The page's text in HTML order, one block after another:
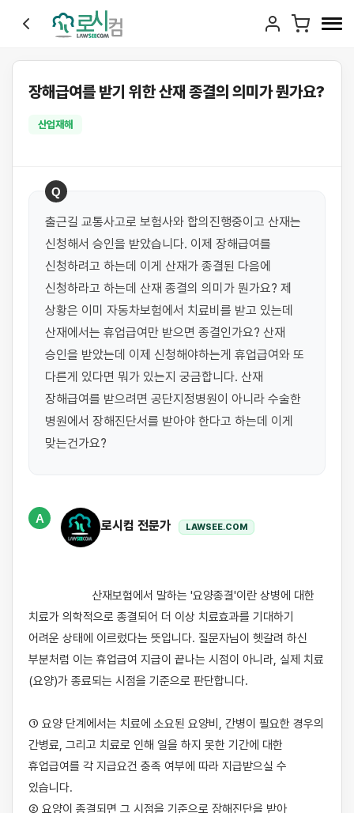
장해급여를 받기 위한 산재 종결의 의미가 뭔가요?
산업재해
Q
출근길 교통사고로 보험사와 합의진행중이고 산재는
신청해서 승인을 받았습니다. 이제 장해급여를
신청하려고 하는데 이게 산재가 종결된 다음에
신청하라고 하는데 산재 종결의 의미가 뭔가요? 제
상황은 이미 자동차보험에서 치료비를 받고 있는데
산재에서는 휴업급여만 받으면 종결인가요? 산재
승인을 받았는데 이제 신청해야하는게 휴업급여와 또
다른게 있다면 뭐가 있는지 궁금합니다. 산재
장해급여를 받으려면 공단지정병원이 아니라 수술한
병원에서 장해진단서를 받아야 한다고 하는데 이게
A
로시컴 전문가 LAWSEE.COM
치료가 의학적으로 종결되어 더 이상 치료효과를 기대하기
어려운 상태에 이르렀다는 뜻입니다. 질문자님이 헷갈려 하신
부분처럼 이는 휴업급여 지급이 끝나는 시점이 아니라, 실제 치료
(요양)가 종료되는 시점을 기준으로 판단합니다.
① 요양 단계에서는 치료에 소요된 요양비, 간병이 필요한 경우의
간병료, 그리고 치료로 인해 일을 하지 못한 기간에 대한
휴업급여를 각 지급요건 충족 여부에 따라 지급받으실 수
있습니다.
② 요양이 종결되면 그 시점을 기준으로 장해진단을 받아